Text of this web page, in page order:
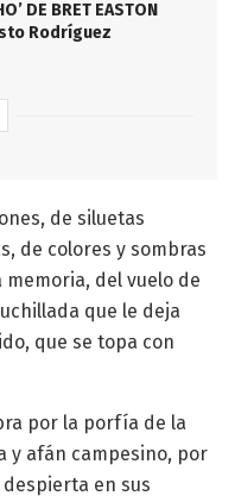
DE BRET EASTON
Rodríguez
de siluetas
de colores y sombras
del vuelo de
que le deja
que se topa con
por la porfía de la
y afán campesino, por
en sus